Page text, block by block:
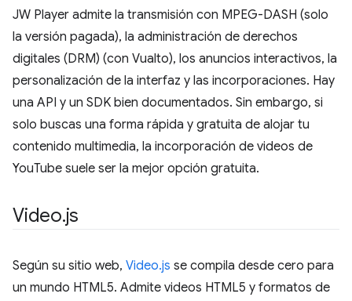
JW Player admite la transmisión con MPEG-DASH (solo
la versión pagada), la administración de derechos
digitales (DRM) (con Vualto), los anuncios interactivos, la
personalización de la interfaz y las incorporaciones. Hay
una API y un SDK bien documentados. Sin embargo, si
solo buscas una forma rápida y gratuita de alojar tu
contenido multimedia, la incorporación de videos de
YouTube suele ser la mejor opción gratuita.
Video.js
Según su sitio web, Video.js se compila desde cero para
un mundo HTML5. Admite videos HTML5 y formatos de